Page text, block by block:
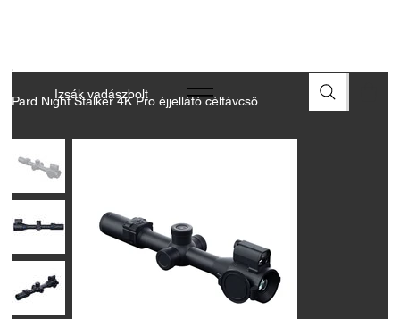
Izsák vadászbolt
Pard Night Stalker 4K Pro éjjellátó céltávcső